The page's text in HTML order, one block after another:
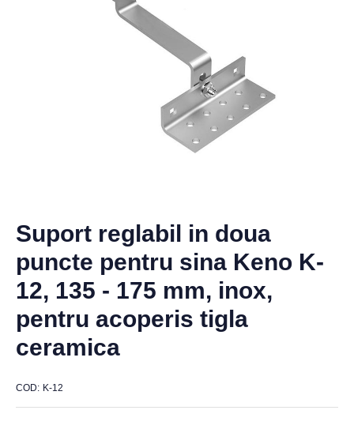
Suport reglabil in doua
puncte pentru sina Keno K-
12, 135 - 175 mm, inox,
pentru acoperis tigla
ceramica
COD K-12